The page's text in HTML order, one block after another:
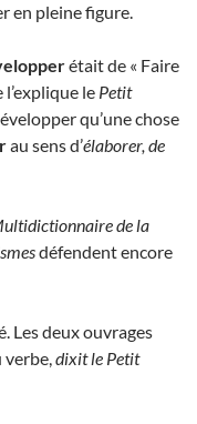
en pleine figure.
était de « Faire
le Petit
qu’une chose
au sens d’élaborer, de
de la
défendent encore
Les deux ouvrages
dixit le Petit